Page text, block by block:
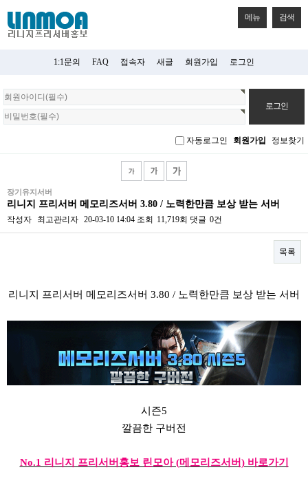
메뉴 검색
1:1문의 FAQ 접속자 새글 회원가입 로그인
회
원
로
자동로그인 회원가입 정보찾기
장기유지서버
리니지 프리서버 메모리즈서버 3.80 / 노력한만큼 보상 받는 서버
작성자 최고관리자 20-03-10 14:04 조회 11,719회 댓글 0건
목록
리니지 프리서버 메모리즈서버 3.80 / 노력한만큼 보상 받는 서버
시즌5
깔끔한 구버전
No.1 리니지 프리서버홍보 린모아 (메모리즈서버) 바로가기